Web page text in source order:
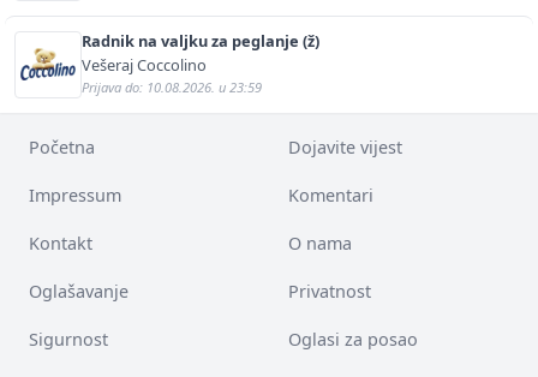
Radnik na valjku za peglanje (ž)
Vešeraj Coccolino
Prijava do: 10.08.2026. u 23:59
Početna Dojavite vijest
Impressum Komentari
Kontakt O nama
Oglašavanje Privatnost
Sigurnost Oglasi za posao